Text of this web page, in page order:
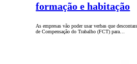
formação e habitação
As empresas vão poder usar verbas que
de Compensação do Trabalho (FCT) para…